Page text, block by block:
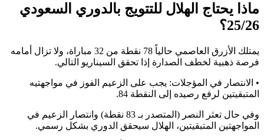
ماذا يحتاج الهلال للتتويج بالدوري السعودي
25/26؟
يمتلك الأزرق العاصمي حالياً 78 نقطة من 32 مباراة، ولا تزال أمامه
فرصة ذهبية لخطف الصدارة إذا تحقق السيناريو التالي.
• الانتصار في المؤجلات: يجب على الزعيم الفوز في مواجهتيه
المتبقيتين لرفع رصيده إلى النقطة 84.
وفي حال تعثر النصر (المتصدر بـ 83 نقطة) وانتصار الزعيم في
المواجهتين المتبقيتين، الهلال سيحقق الدوري بشكل رسمي.